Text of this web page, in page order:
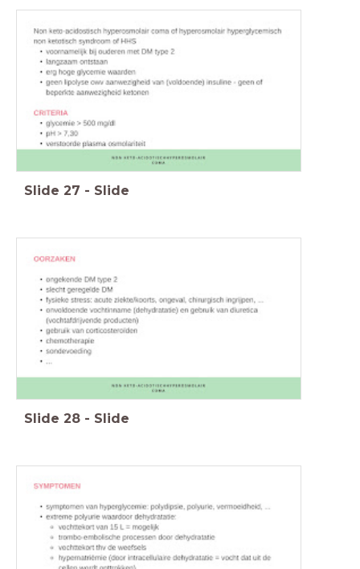
Slide 27 - Slide
Slide 28 - Slide